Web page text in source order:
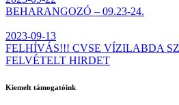
BEHARANGOZÓ – 09.23-24.
2023-09-13
FELHÍVÁS!!! CVSE VÍZILABDA
FELVÉTELT HIRDET
Kiemelt támogatóink